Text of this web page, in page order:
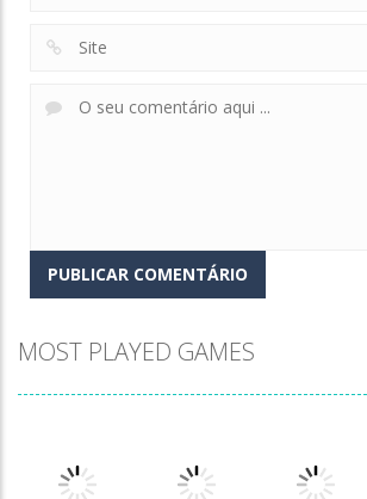
MOST PLAYED GAMES